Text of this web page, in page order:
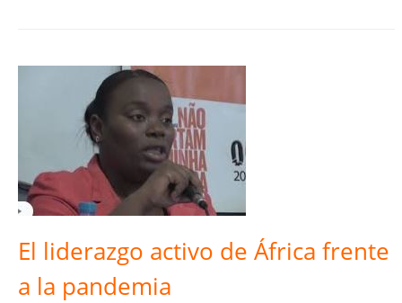
El liderazgo activo de África frente
a la pandemia